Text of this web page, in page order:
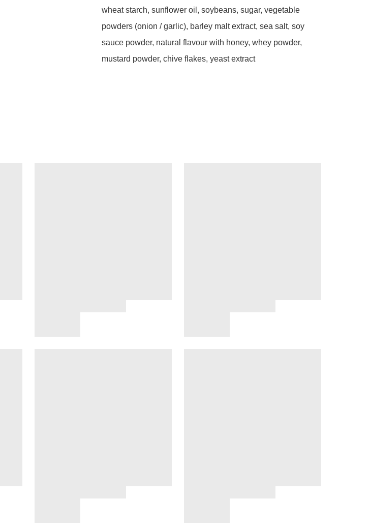
wheat starch, sunflower oil, soybeans, sugar, vegetable
powders (onion / garlic), barley malt extract, sea salt, soy
sauce powder, natural flavour with honey, whey powder,
mustard powder, chive flakes, yeast extract